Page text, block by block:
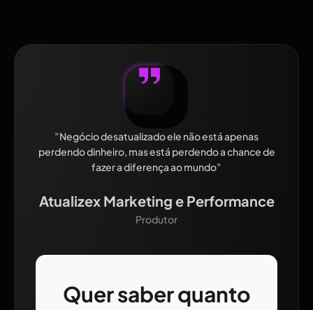
”Negócio desatualizado ele não está apenas
perdendo dinheiro, mas está perdendo a chance de
fazer a diferença ao mundo”
Atualizex Marketing e Performance
Produtor
Quer saber quanto